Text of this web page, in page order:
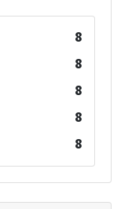
8
8
8
8
8